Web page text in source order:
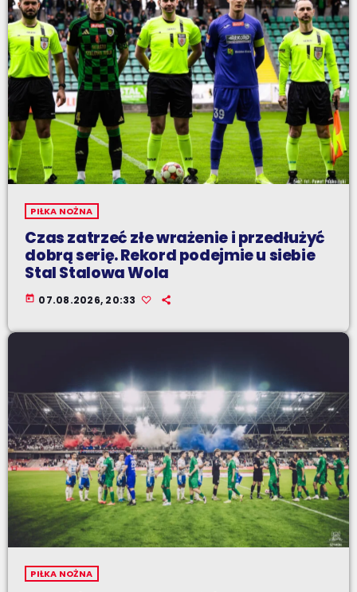
PIŁKA NOŻNA
Czas zatrzeć złe wrażenie i przedłużyć
dobrą serię. Rekord podejmie u siebie
Stal Stalowa Wola
today 07.08.2026, 20:33
PIŁKA NOŻNA